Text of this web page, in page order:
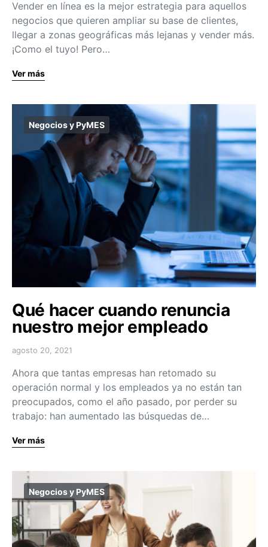
Vender en línea es la mejor estrategia para aquellos
negocios que quieren ampliar su base de clientes,
llegar a zonas geográficas más lejanas y vender más.
¡Como el tuyo! Pero…
Ver más
Negocios y PyMES
Qué hacer cuando renuncia
nuestro mejor empleado
agosto 20, 2021
Ahora que tantas empresas han retomado su
operación normal y los empleados ya no están tan
preocupados, como el año pasado, por perder su
trabajo: han aumentado las búsquedas de…
Ver más
Negocios y PyMES